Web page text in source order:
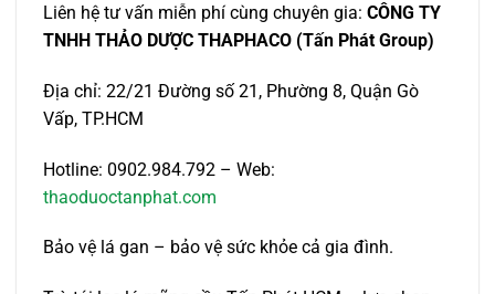
Liên hệ tư vấn miễn phí cùng chuyên gia: CÔNG TY
TNHH THẢO DƯỢC THAPHACO (Tấn Phát Group)
Địa chỉ: 22/21 Đường số 21, Phường 8, Quận Gò
Vấp, TP.HCM
Hotline: 0902.984.792 – Web:
thaoduoctanphat.com
Bảo vệ lá gan – bảo vệ sức khỏe cả gia đình.